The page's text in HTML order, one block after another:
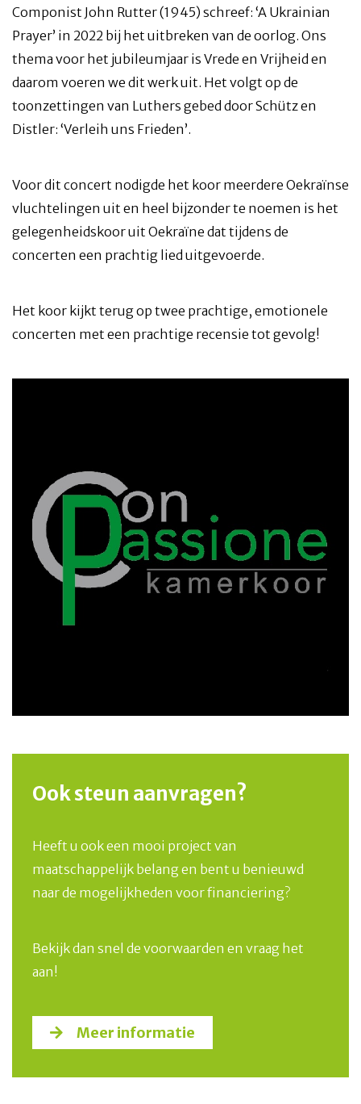
Componist John Rutter (1945) schreef: ‘A Ukrainian
Prayer’ in 2022 bij het uitbreken van de oorlog. Ons
thema voor het jubileumjaar is Vrede en Vrijheid en
daarom voeren we dit werk uit. Het volgt op de
toonzettingen van Luthers gebed door Schütz en
Distler: ‘Verleih uns Frieden’.
Voor dit concert nodigde het koor meerdere Oekraïnse
vluchtelingen uit en heel bijzonder te noemen is het
gelegenheidskoor uit Oekraïne dat tijdens de
concerten een prachtig lied uitgevoerde.
Het koor kijkt terug op twee prachtige, emotionele
concerten met een prachtige recensie tot gevolg!
Ook steun aanvragen?
Heeft u ook een mooi project van
maatschappelijk belang en bent u benieuwd
naar de mogelijkheden voor financiering?
Bekijk dan snel de voorwaarden en vraag het
aan!
Meer informatie